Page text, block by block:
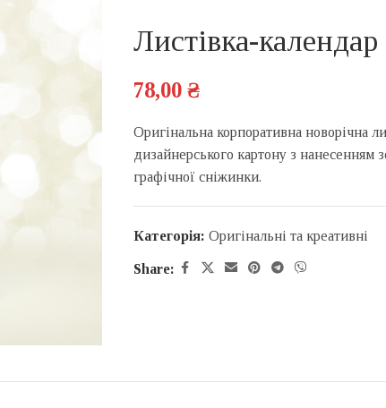
Листівка-
78,00 ₴
Оригінальна корпоративна новорічна
дизайнерського картону з нанесенням
графічної сніжинки.
Категорія: Оригінальні та креативні
Share: